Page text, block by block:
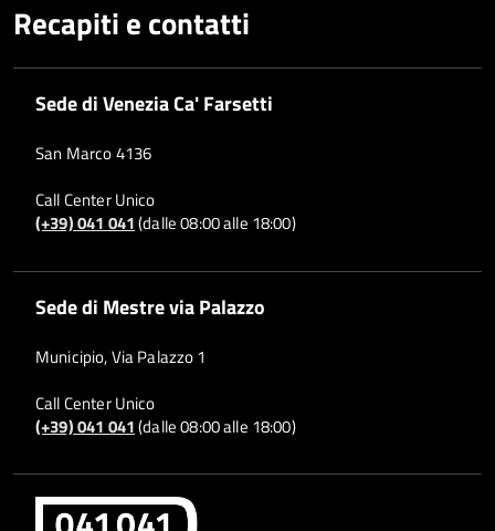
Recapiti e contatti
Sede di Venezia Ca' Farsetti
San Marco 4136
Call Center Unico
(+39) 041 041(dalle 08:00 alle 18:00)
Sede di Mestre via Palazzo
Municipio, Via Palazzo 1
Call Center Unico
(+39) 041 041(dalle 08:00 alle 18:00)